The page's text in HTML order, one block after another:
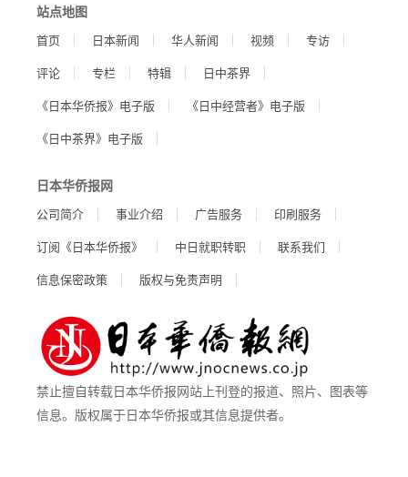
站点地图
首页 日本新闻 华人新闻 视频
专访
评论
专栏 特辑
日中茶界
《日本华侨报》电子版
《日中经营者》电子版
《日中茶界》电子版
日本华侨报网
公司简介 事业介绍 广告服务
印刷服务
订阅《日本华侨报》
中日就职转职
联系我们
信息保密政策
版权与免责声明
禁止擅自转载日本华侨报网站上刊登的报道、照片、图表等
信息。版权属于日本华侨报或其信息提供者。